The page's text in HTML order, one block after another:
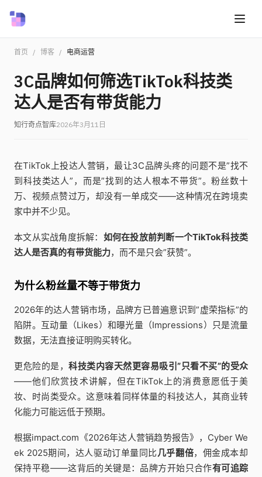
首页 / 博客 / 电商运营
3C品牌如何筛选TikTok科技类
达人是否有带货能力
知行奇点智库2026年3月11日
在TikTok上投达人营销，最让3C品牌头疼的问题不是”找不
到科技类达人”，而是”找到的达人根本不带货”。粉丝数十
万、视频点赞过万，却没有一单成交——这种情况在跨境卖
家中并不少见。
本文从实战角度拆解： 如何在投放前判断一个TikTok科技类
达人是否真的有带货能力，而不是只会”获赞”。
为什么粉丝量不等于带货力
2026年的达人营销市场，品牌方已普遍意识到”虚荣指标”的
陷阱。互动量（Likes）和曝光量（Impressions）只是流量
数据，无法直接证明购买转化。
更危险的是， 科技类内容天然更容易吸引”只看不买”的受众
——他们欣赏技术讲解，但在TikTok上的消费意愿低于美
妆、时尚类受众。这意味着同样体量的科技达人，其商业转
化能力可能远低于预期。
根据impact.com《2026年达人营销趋势报告》，Cyber We
ek 2025期间，达人驱动订单量同比几乎翻倍，佣金成本却
保持平稳——这背后的关键是：品牌方开始只合作有可追踪